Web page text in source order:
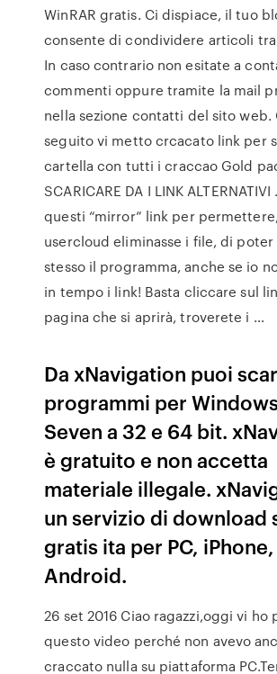
WinRAR gratis. Ci dispiace, il tuo
consente di condividere articoli
In caso contrario non esitate a
commenti oppure tramite la mail
nella sezione contatti del sito web.
seguito vi metto crcacato link per
cartella con tutti i craccao Gold
SCARICARE DA I LINK
questi “mirror” link per
usercloud eliminasse i file, di
stesso il programma, anche se io
in tempo i link! Basta cliccare sul
pagina che si aprirà, troverete i …
Da xNavigation puoi
programmi per
Seven a 32 e 64 bit.
è gratuito e non accetta
materiale illegale.
un servizio di download
gratis ita per PC,
Android.
26 set 2016 Ciao ragazzi,oggi vi ho
questo video perché non avevo
craccato nulla su piattaforma